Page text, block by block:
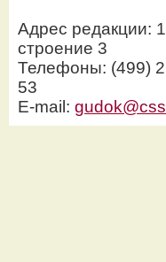
Адрес редакции:
строение 3
Телефоны: (499)
53
E-mail: